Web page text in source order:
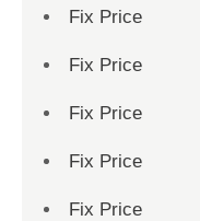
Fix Price
Fix Price
Fix Price
Fix Price
Fix Price